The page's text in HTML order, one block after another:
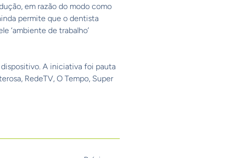
em razão do modo como
permite que o dentista
‘ambiente de trabalho’
A iniciativa foi pauta
RedeTV, O Tempo, Super